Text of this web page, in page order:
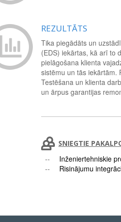
REZULTĀTS
Tika piegādāts un
(EDS) iekārtas, kā arī to
pielāgošana klienta
sistēmu un tās iekārtām.
Testēšana un klienta
un ārpus garantijas
SNIEGTIE
Inženiertehniskie
Risinājumu